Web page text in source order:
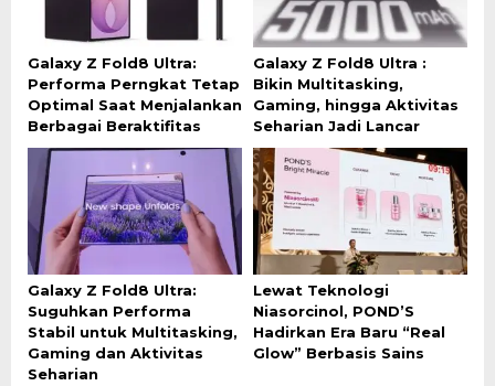
Galaxy Z Fold8 Ultra:
Performa Perngkat Tetap
Optimal Saat Menjalankan
Berbagai Beraktifitas
Galaxy Z Fold8 Ultra :
Bikin Multitasking,
Gaming, hingga Aktivitas
Seharian Jadi Lancar
Galaxy Z Fold8 Ultra:
Suguhkan Performa
Stabil untuk Multitasking,
Gaming dan Aktivitas
Seharian
Lewat Teknologi
Niasorcinol, POND’S
Hadirkan Era Baru “Real
Glow” Berbasis Sains